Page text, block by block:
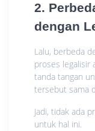
2.
dengan
Lalu, berbeda
proses legalisir
tanda tangan
tersebut sama
Jadi, tidak ada
untuk hal ini.